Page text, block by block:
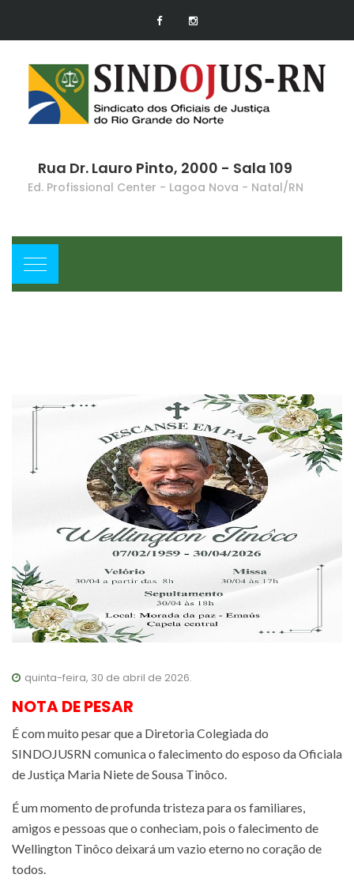
Rua Dr. Lauro Pinto, 2000 - Sala 109
Ed. Profissional Center - Lagoa Nova - Natal/RN
quinta-feira, 30 de abril de 2026.
NOTA DE PESAR
É com muito pesar que a Diretoria Colegiada do
SINDOJUSRN comunica o falecimento do esposo da Oficiala
de Justiça Maria Niete de Sousa Tinôco.
É um momento de profunda tristeza para os familiares,
amigos e pessoas que o conheciam, pois o falecimento de
Wellington Tinôco deixará um vazio eterno no coração de
todos.